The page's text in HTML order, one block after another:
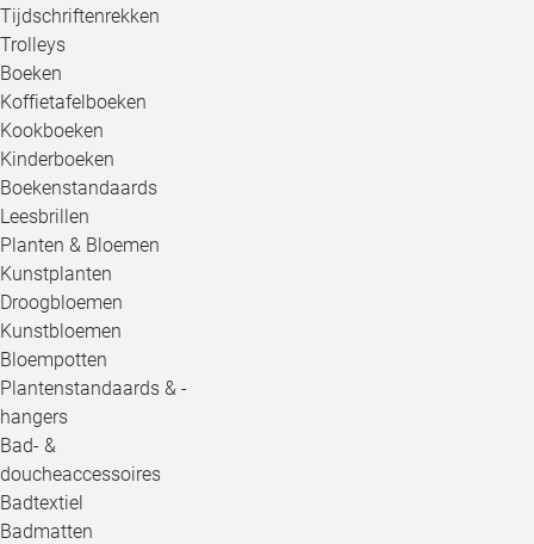
Tijdschriftenrekken
Trolleys
Boeken
Koffietafelboeken
Kookboeken
Kinderboeken
Boekenstandaards
Leesbrillen
Planten & Bloemen
Kunstplanten
Droogbloemen
Kunstbloemen
Bloempotten
Plantenstandaards & -
hangers
Bad- &
doucheaccessoires
Badtextiel
Badmatten